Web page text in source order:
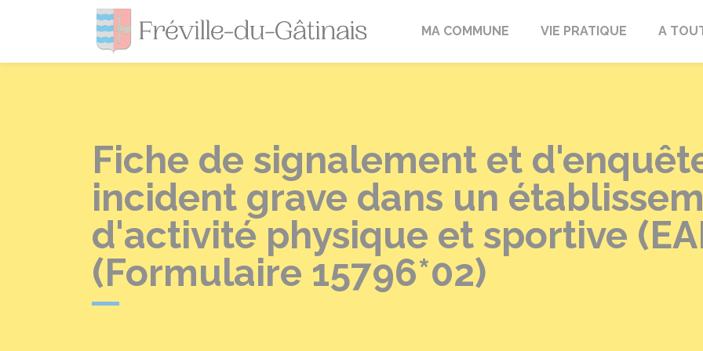
Fréville-du-Gâtinais
MA COMMUNE VIE PRATIQUE A
Fiche de signalement et
incident grave dans un
d'activité physique et sportive
(Formulaire 15796*02)